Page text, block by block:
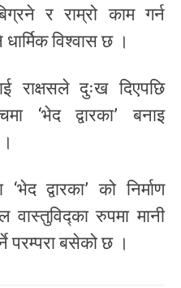
र राम्रो काम गर्न
विश्वास छ ।
राक्षसले दुःख दिएपछि
‘भेद द्वारका’ बनाइ
द्वारका’ को निर्माण
वास्तुविद्का रुपमा मानी
परम्परा बसेको छ ।